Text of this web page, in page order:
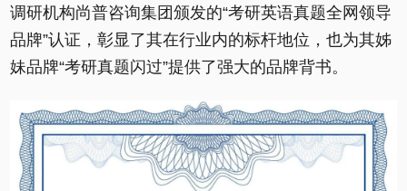
调研机构尚普咨询集团颁发的“考研英语真题全网领导
品牌”认证，彰显了其在行业内的标杆地位，也为其姊
妹品牌“考研真题闪过”提供了强大的品牌背书。